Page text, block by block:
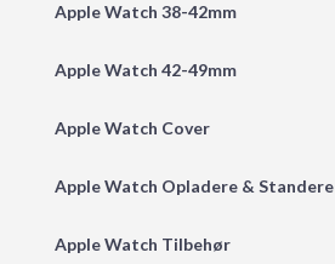
Apple Watch 38-42mm
Apple Watch 42-49mm
Apple Watch Cover
Apple Watch Opladere & Standere
Apple Watch Tilbehør